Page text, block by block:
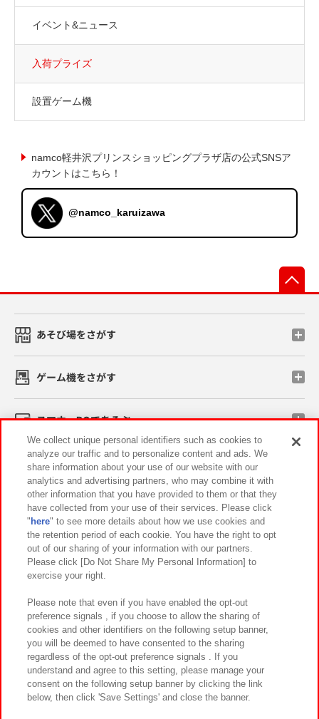
イベント&ニュース
入荷プライズ
設置ゲーム機
namco軽井沢プリンスショッピングプラザ店の公式SNSア
カウントはこちら！
@namco_karuizawa
あそび場をさがす
ゲーム機をさがす
スマホ・PCであそぶ
イベント・キャンペーン
関連会社 サステナビリティ サイトポリシー
プライバシーポリシー ウェブアクセシビリティ方針と検証結果
お取引先さまとともに
カスタマーハラスメント対応方針 よくあるご質問・お問い合わせ
©Bandai Namco Amusement Inc.
We collect unique personal identifiers such as cookies to
analyze our traffic and to personalize content and ads. We
share information about your use of our website with our
analytics and advertising partners, who may combine it with
other information that you have provided to them or that they
have collected from your use of their services. Please click
" here" to see more details about how we use cookies and
the retention period of each cookie. You have the right to opt
out of our sharing of your information with our partners.
Please click [Do Not Share My Personal Information] to
exercise your right.
Please note that even if you have enabled the opt-out
preference signals , if you choose to allow the sharing of
cookies and other identifiers on the following setup banner,
you will be deemed to have consented to the sharing
regardless of the opt-out preference signals . If you
understand and agree to this setting, please manage your
consent on the following setup banner by clicking the link
below, then click 'Save Settings' and close the banner.